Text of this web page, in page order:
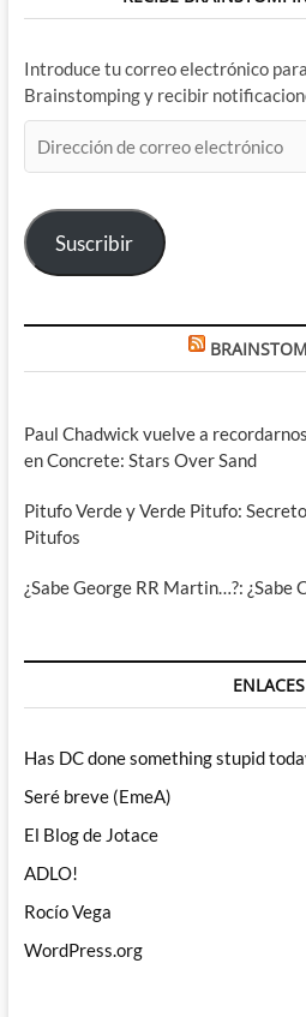
Introduce tu correo electrónico
Brainstomping y recibir
de
electrónico
Suscribir
Paul Chadwick vuelve a
en Concrete: Stars Over Sand
Pitufo Verde y Verde Pitufo:
Pitufos
¿Sabe George RR Martin…?: ¿Sabe
ENLACES
Has DC done something stupid
Seré breve (EmeA)
El Blog de Jotace
ADLO!
Rocío Vega
WordPress.org